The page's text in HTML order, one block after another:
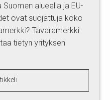
alueella ja EU-
ovat suojattuja koko
Tavaramerkki
tietyn yrityksen